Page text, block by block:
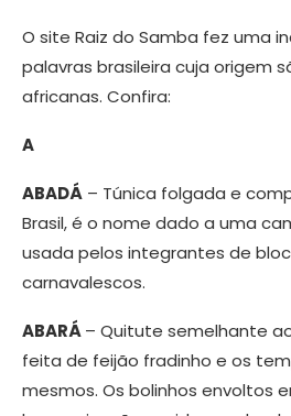
O site Raiz do Samba fez uma
palavras brasileira cuja origem
africanas. Confira:
A
ABADÁ – Túnica folgada e
Brasil, é o nome dado a uma
usada pelos integrantes de
carnavalescos.
ABARÁ– Quitute semelhante
feita de feijão fradinho e os
mesmos. Os bolinhos envoltos